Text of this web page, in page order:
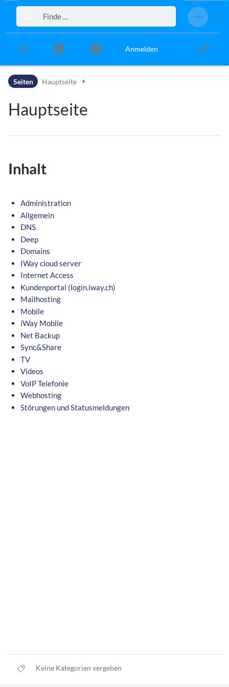
Zur Kopfleiste
Zur Hauptnavigation
Zu den Seitenwerkzeugen
Anmelden
Seiten Hauptseite
Hauptseite
Inhalt
Administration
Allgemein
DNS
Deep
Domains
IWay cloud server
Internet Access
Kundenportal (login.iway.ch)
Mailhosting
Mobile
iWay Mobile
Net Backup
Sync&Share
TV
Videos
VoIP Telefonie
Webhosting
Störungen und Statusmeldungen
Keine Kategorien vergeben